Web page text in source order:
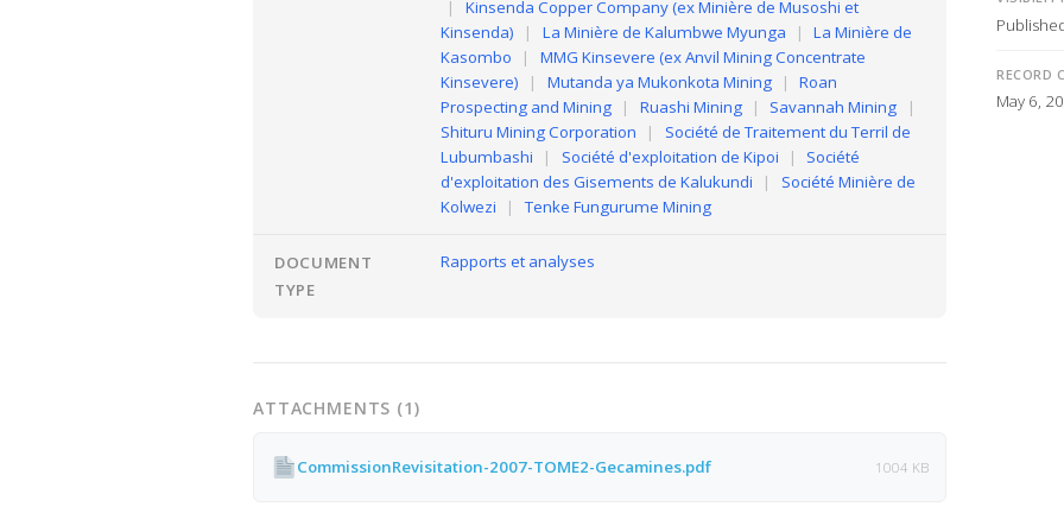
|
Kinsenda Copper Company (ex Minière de Musoshi et
Kinsenda)
| La Minière de Kalumbwe Myunga |
La Minière de
Kasombo
|
MMG Kinsevere (ex Anvil Mining Concentrate
Kinsevere)
| Mutanda ya Mukonkota Mining |
Roan
Prospecting and Mining
| Ruashi Mining | Savannah Mining
|
Shituru Mining Corporation
|
Société de Traitement du Terril de
Lubumbashi
| Société d'exploitation de Kipoi |
Société
d'exploitation des Gisements de Kalukundi
|
Société Minière de
Kolwezi
| Tenke Fungurume Mining
DOCUMENT
TYPE
Rapports et analyses
ATTACHMENTS (1)
CommissionRevisitation-2007-TOME2-Gecamines.pdf 1004 KB
RECORD
May 6,